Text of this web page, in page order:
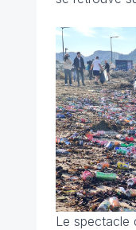
Le spectacle